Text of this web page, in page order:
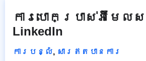
ការបោកប្រាស់អ៊ីមែល
LinkedIn
ការបន្លំ, សារឥតបានការ